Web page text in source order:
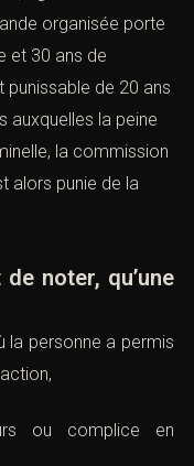
également la
organisée
et 30 ans de
de 20
auxquelles la
criminelle, la
qu’une
l’infraction,